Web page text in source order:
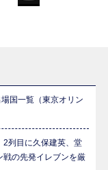
国一覧（東京オリン
2列目に久保建英、堂
の先発イレブンを厳